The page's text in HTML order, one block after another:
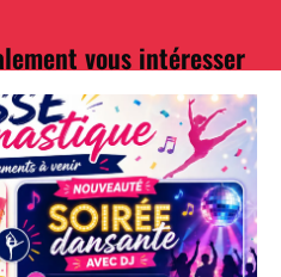
vous intéresser